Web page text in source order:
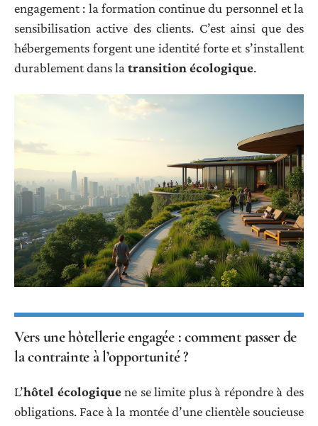
engagement : la formation continue du personnel et la
sensibilisation active des clients. C’est ainsi que des
hébergements forgent une identité forte et s’installent
durablement dans latransition écologique.
Vers une hôtellerie engagée : comment passer de
la contrainte à l’opportunité ?
L’hôtel écologiquene se limite plus à répondre à des
obligations. Face à la montée d’une clientèle soucieuse